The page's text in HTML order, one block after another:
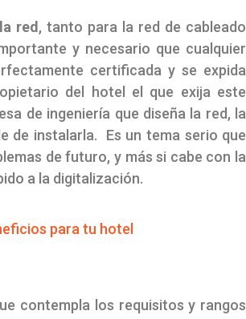
red, tanto para la red de cableado
y necesario que cualquier
certificada y se expida
del hotel el que exija este
de ingeniería que diseña la red, la
de instalarla. Es un tema serio que
de futuro, y más si cabe con la
a la digitalización.
para tu hotel
contempla los requisitos y rangos